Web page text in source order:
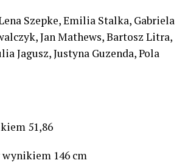
Szepke, Emilia Stalka, Gabriela
Jan Mathews, Bartosz Litra,
Jagusz, Justyna Guzenda, Pola
51,86
146 cm